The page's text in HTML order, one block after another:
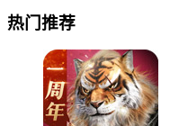
热门推荐